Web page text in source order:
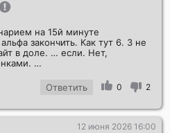
на 15й минуте
закончить. Как тут 6. 3 не
в доле. … если. Нет,
…
Ответить 0 2
12 июня 2026 16:00